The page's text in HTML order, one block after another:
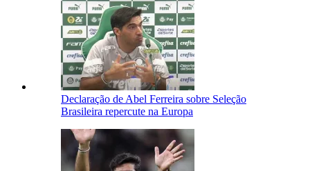
Declaração de Abel Ferreira sobre Seleção
Brasileira repercute na Europa